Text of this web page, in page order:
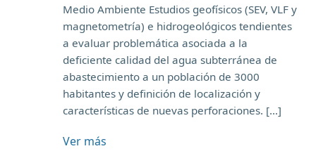
Medio Ambiente Estudios geofísicos (SEV, VLF y
magnetometría) e hidrogeológicos tendientes
a evaluar problemática asociada a la
deficiente calidad del agua subterránea de
abastecimiento a un población de 3000
habitantes y definición de localización y
características de nuevas perforaciones. […]
Ver más